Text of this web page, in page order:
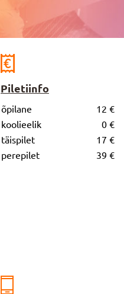
Piletiinfo
õpilane
12 €
koolieelik
0 €
täispilet
17 €
perepilet
39 €